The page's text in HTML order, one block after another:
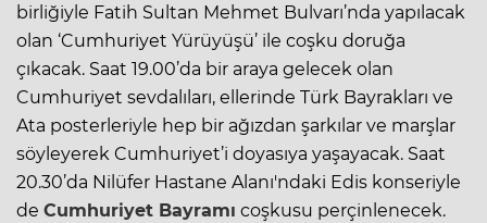
birliğiyle Fatih Sultan Mehmet Bulvarı’nda yapılacak
olan ‘Cumhuriyet Yürüyüşü’ ile coşku doruğa
çıkacak. Saat 19.00’da bir araya gelecek olan
Cumhuriyet sevdalıları, ellerinde Türk Bayrakları ve
Ata posterleriyle hep bir ağızdan şarkılar ve marşlar
söyleyerek Cumhuriyet’i doyasıya yaşayacak. Saat
20.30’da Nilüfer Hastane Alanı'ndaki Edis konseriyle
de Cumhuriyet Bayramı coşkusu perçinlenecek.